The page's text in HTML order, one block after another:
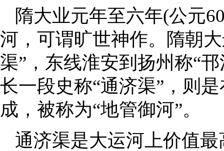
隋大业元年至六年(公元
河，可谓旷世神作。隋朝
渠”，东线淮安到扬州称“
长一段史称“通济渠”，则
成，被称为“地管御河”。
通济渠是大运河上价值